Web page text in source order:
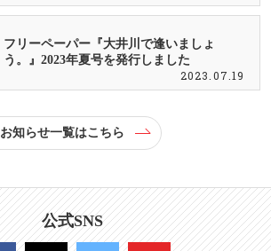
フリーペーパー『大井川で逢いましょ
う。』2023年夏号を発行しました
2023.07.19
お知らせ一覧はこちら
公式SNS